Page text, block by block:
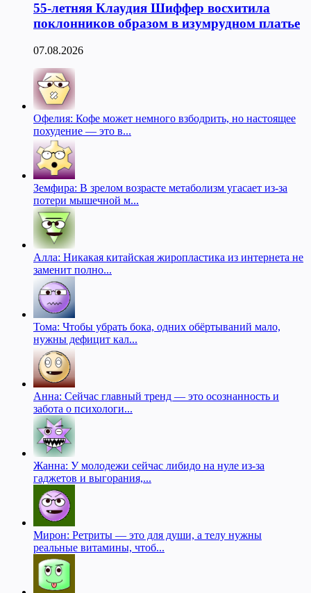
55-летняя Клаудия Шиффер восхитила
поклонников образом в изумрудном платье
07.08.2026
Офелия: Кофе может немного взбодрить, но настоящее
похудение — это в...
Земфира: В зрелом возрасте метаболизм угасает из-за
потери мышечной м...
Алла: Никакая китайская жиропластика из интернета не
заменит полно...
Тома: Чтобы убрать бока, одних обёртываний мало,
нужны дефицит кал...
Анна: Сейчас главный тренд — это осознанность и
забота о психологи...
Жанна: У молодежи сейчас либидо на нуле из-за
гаджетов и выгорания,...
Мирон: Ретриты — это для души, а телу нужны
реальные витамины, чтоб...